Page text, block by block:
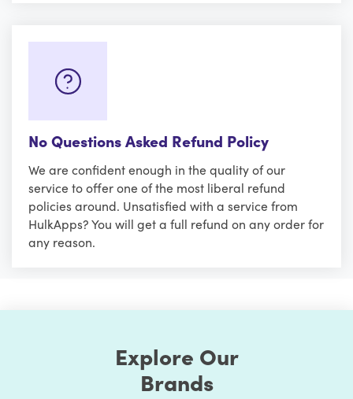
No Questions Asked Refund Policy
We are confident enough in the quality of our
service to offer one of the most liberal refund
policies around. Unsatisfied with a service from
HulkApps? You will get a full refund on any order for
any reason.
Explore Our
Brands